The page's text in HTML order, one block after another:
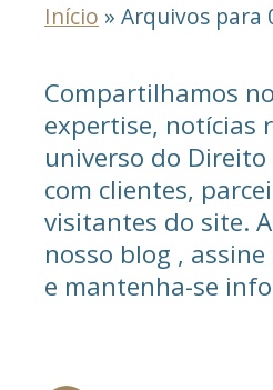
Início » Arquivos para
Compartilhamos
expertise, notícias
universo do Direito
com clientes,
visitantes do site.
nosso blog ,
e mantenha-se